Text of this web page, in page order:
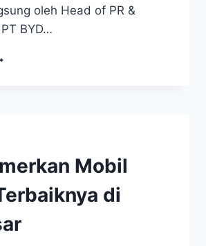
oleh Head of PR &
BYD…
Mobil
di